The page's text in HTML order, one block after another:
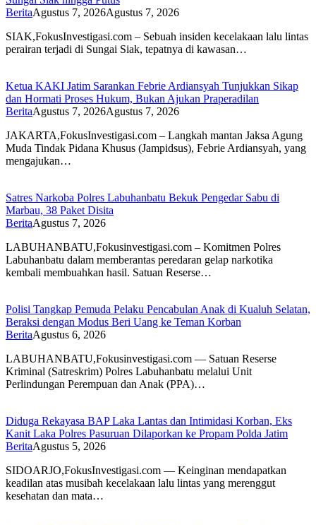
BeritaAgustus 7, 2026Agustus 7, 2026
SIAK,FokusInvestigasi.com – Sebuah insiden kecelakaan lalu lintas
perairan terjadi di Sungai Siak, tepatnya di kawasan…
Ketua KAKI Jatim Sarankan Febrie Ardiansyah Tunjukkan Sikap
dan Hormati Proses Hukum, Bukan Ajukan Praperadilan
BeritaAgustus 7, 2026Agustus 7, 2026
JAKARTA,FokusInvestigasi.com – Langkah mantan Jaksa Agung
Muda Tindak Pidana Khusus (Jampidsus), Febrie Ardiansyah, yang
mengajukan…
Satres Narkoba Polres Labuhanbatu Bekuk Pengedar Sabu di
Marbau, 38 Paket Disita
BeritaAgustus 7, 2026
LABUHANBATU,Fokusinvestigasi.com – Komitmen Polres
Labuhanbatu dalam memberantas peredaran gelap narkotika
kembali membuahkan hasil. Satuan Reserse…
Polisi Tangkap Pemuda Pelaku Pencabulan Anak di Kualuh Selatan,
Beraksi dengan Modus Beri Uang ke Teman Korban
BeritaAgustus 6, 2026
LABUHANBATU,Fokusinvestigasi.com — Satuan Reserse
Kriminal (Satreskrim) Polres Labuhanbatu melalui Unit
Perlindungan Perempuan dan Anak (PPA)…
Diduga Rekayasa BAP Laka Lantas dan Intimidasi Korban, Eks
Kanit Laka Polres Pasuruan Dilaporkan ke Propam Polda Jatim
BeritaAgustus 5, 2026
SIDOARJO,FokusInvestigasi.com — Keinginan mendapatkan
keadilan atas musibah kecelakaan lalu lintas yang merenggut
kesehatan dan mata…